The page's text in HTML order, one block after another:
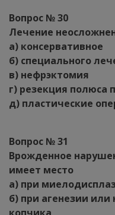
Вопрос № 30
Лечение
а) консервативное
б) специального
в) нефрэктомия
г) резекция полюса
д) пластические
Вопрос № 31
Врожденное
имеет место
а) при
б) при агенезии